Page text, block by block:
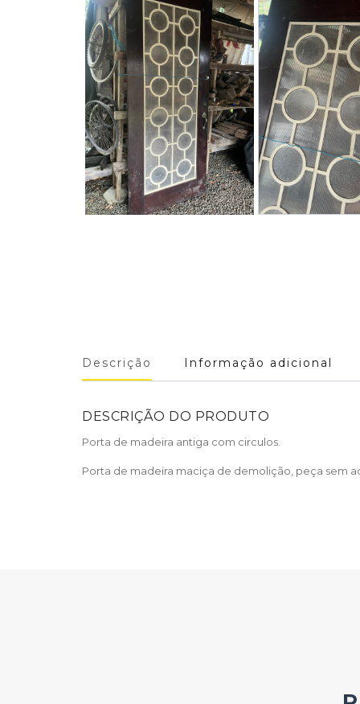
Descrição Informação adicional
DESCRIÇÃO DO PRODUTO
Porta de madeira antiga com circulos.
Porta de madeira maciça de demolição, peça sem